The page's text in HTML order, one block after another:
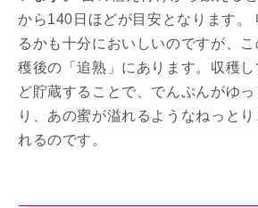
から140日ほどが目安となります。
るかも十分においしいのですが、
穫後の「追熟」にあります。収穫
ど貯蔵することで、でんぷんがゆ
り、あの蜜が溢れるようなねっと
れるのです。